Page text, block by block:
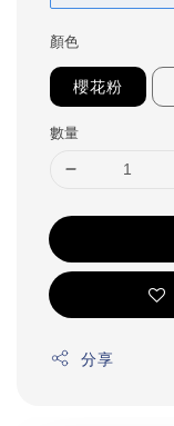
顏色
櫻花粉
數量
分享